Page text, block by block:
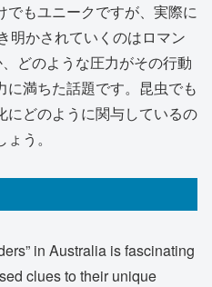
でもユニークですが、実際に
明かされていくのはロマン
どのような圧力がその行動
に満ちた話題です。昆虫でも
にどのように関与しているの
う。
in Australia is fascinating
clues to their unique